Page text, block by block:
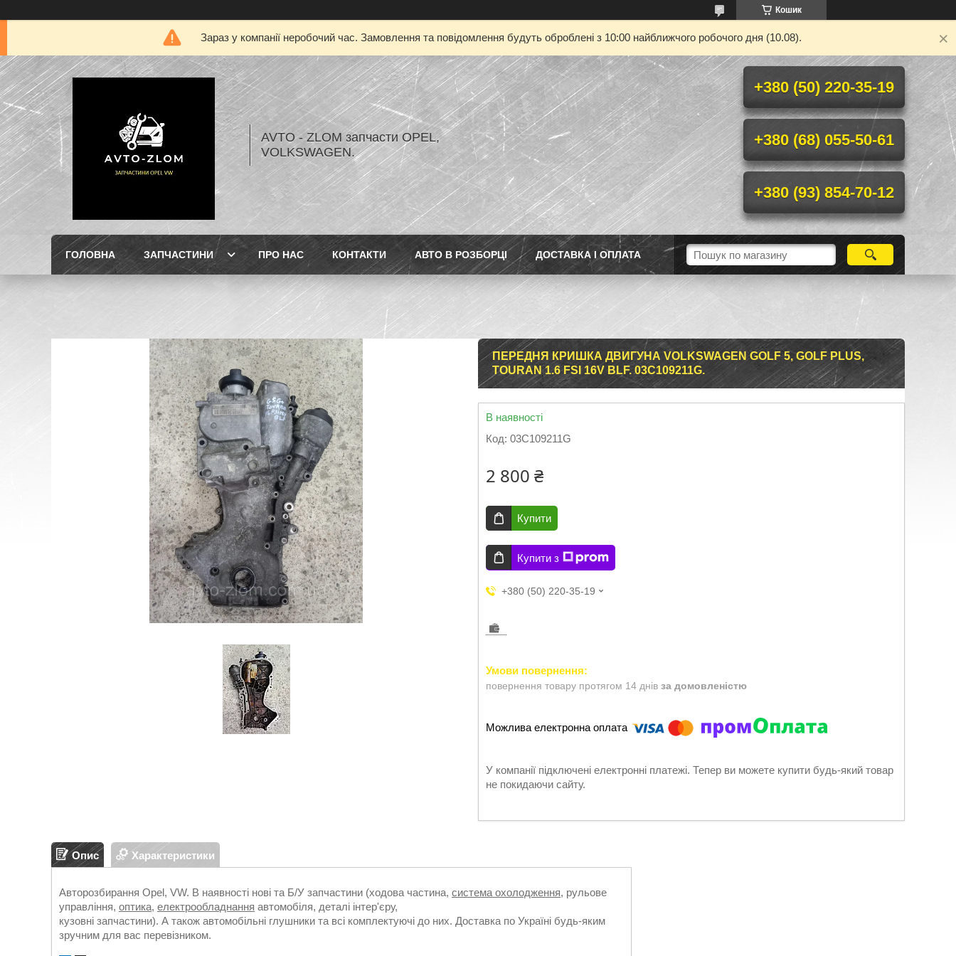
Кошик
Зараз у компанії неробочий час. Замовлення та повідомлення будуть оброблені з 10:00 найближчого робочого дня (10.08).
AVTO - ZLOM запчасти OPEL,
VOLKSWAGEN.
+380 (50) 220-35-19
+380 (68) 055-50-61
+380 (93) 854-70-12
ГОЛОВНА ЗАПЧАСТИНИ ПРО НАС КОНТАКТИ АВТО В РОЗБОРЦІ ДОСТАВКА І ОПЛАТА
ПЕРЕДНЯ КРИШКА ДВИГУНА VOLKSWAGEN GOLF 5, GOLF PLUS,
TOURAN 1.6 FSI 16V BLF. 03C109211G.
В наявності
Код: 03C109211G
2 800 ₴
Купити
Купити з
+380 (50) 220-35-19
повернення товару протягом 14 днів за домовленістю
У компанії підключені електронні платежі. Тепер ви можете купити будь-який товар
не покидаючи сайту.
Опис Характеристики
Авторозбирання Opel, VW. В наявності нові та Б/У запчастини (ходова частина, система охолодження, рульове
управління, оптика, електрообладнання автомобіля, деталі інтер'єру,
кузовні запчастини). А також автомобільні глушники та всі комплектуючі до них. Доставка по Україні будь-яким
зручним для вас перевізником.